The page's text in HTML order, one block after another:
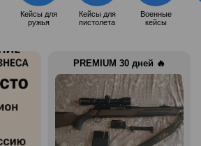
Кейсы для
ружья
Кейсы для
пистолета
Военные
кейсы
PREMIUM 30 дней 🔥